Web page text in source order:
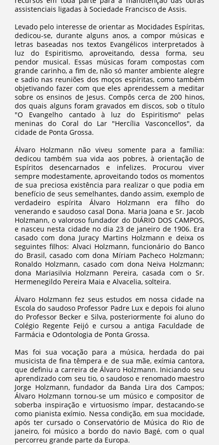
assistenciais ligadas à Sociedade Francisco de Assis.
Levado pelo interesse de orientar as Mocidades Espíritas,
dedicou-se, durante alguns anos, a compor músicas e
letras baseadas nos textos Evangélicos interpretados à
luz do Espiritismo, aproveitando, dessa forma, seu
pendor musical. Essas músicas foram compostas com
grande carinho, a fim de, não só manter ambiente alegre
e sadio nas reuniões dos moços espíritas, como também
objetivando fazer com que eles aprendessem a meditar
sobre os ensinos de Jesus. Compôs cerca de 200 hinos,
dos quais alguns foram gravados em discos, sob o título
"O Evangelho cantado à luz do Espiritismo" pelas
meninas do Coral do Lar "Hercília Vasconcellos", da
cidade de Ponta Grossa.
Álvaro Holzmann não viveu somente para a família:
dedicou também sua vida aos pobres, à orientação de
Espíritos desencarnados e infelizes. Procurou viver
sempre modestamente, aproveitando todos os momentos
de sua preciosa existência para realizar o que podia em
benefício de seus semelhantes, dando assim, exemplo de
verdadeiro espírita Álvaro Holzmann era filho do
venerando e saudoso casal Dona. Maria Joana e Sr. Jacob
Holzmann, o valoroso fundador do DIÁRIO DOS CAMPOS,
e nasceu nesta cidade no dia 23 de janeiro de 1906. Era
casado com dona Juracy Martins Holzmann e deixa os
seguintes filhos: Alvaci Holzmann, funcionário do Banco
do Brasil, casado com dona Míriam Pacheco Holzmann;
Ronaldo Holzmann, casado com dona Neiva Holzmann;
dona Mariasilvia Holzmann Pereira, casada com o Sr.
Hermenegildo Pereira Maia e Alvacelia, solteira.
Álvaro Holzmann fez seus estudos em nossa cidade na
Escola do saudoso Professor Padre Lux e depois foi aluno
do Professor Becker e Silva, posteriormente foi aluno do
Colégio Regente Feijó e cursou a antiga Faculdade de
Farmácia e Odontologia de Ponta Grossa.
Mas foi sua vocação para a música, herdada do pai
musicista de fina têmpera e de sua mãe, exímia cantora,
que definiu a carreira de Álvaro Holzmann. Iniciando seu
aprendizado com seu tio, o saudoso e renomado maestro
Jorge Holzmann, fundador da Banda Lira dos Campos;
Álvaro Holzmann tornou-se um músico e compositor de
soberba inspiração e virtuosismo ímpar, destacando-se
como pianista exímio. Nessa condição, em sua mocidade,
após ter cursado o Conservatório de Música do Rio de
janeiro, foi músico a bordo do navio Bagé, com o qual
percorreu grande parte da Europa.